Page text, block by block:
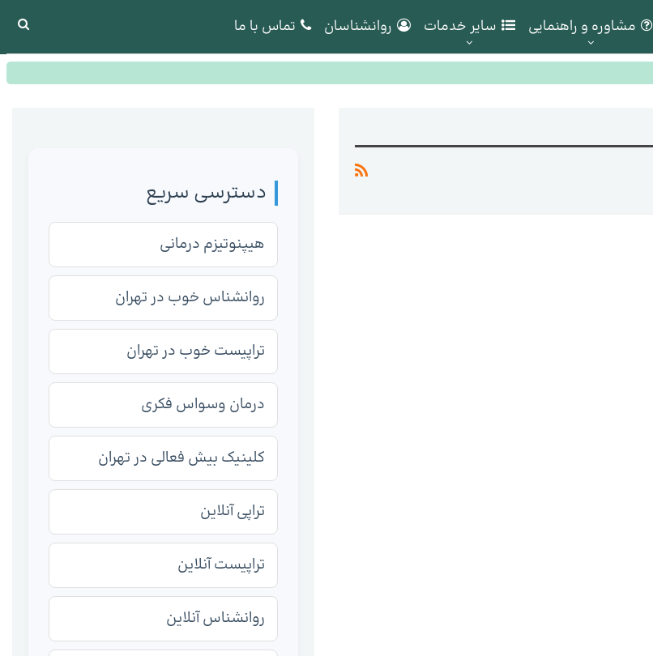
مشاوره و راهنمایی سایر خدمات روانشناسان تماس با ما
دسترسی سریع
هیپنوتیزم درمانی
روانشناس خوب در تهران
تراپیست خوب در تهران
درمان وسواس فکری
کلینیک بیش فعالی در تهران
تراپی آنلاین
تراپیست آنلاین
روانشناس آنلاین